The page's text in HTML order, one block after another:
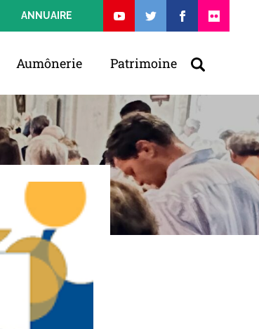
ANNUAIRE
Aumônerie Patrimoine